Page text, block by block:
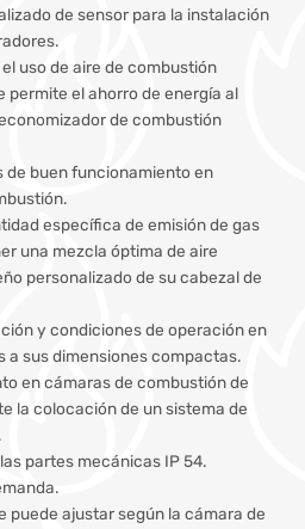
de sensor para la instalación
uso de aire de combustión
permite el ahorro de energía al
de combustión
buen funcionamiento en
específica de emisión de gas
una mezcla óptima de aire
personalizado de su cabezal de
y condiciones de operación en
a sus dimensiones compactas.
en cámaras de combustión de
la colocación de un sistema de
partes mecánicas IP 54.
puede ajustar según la cámara de